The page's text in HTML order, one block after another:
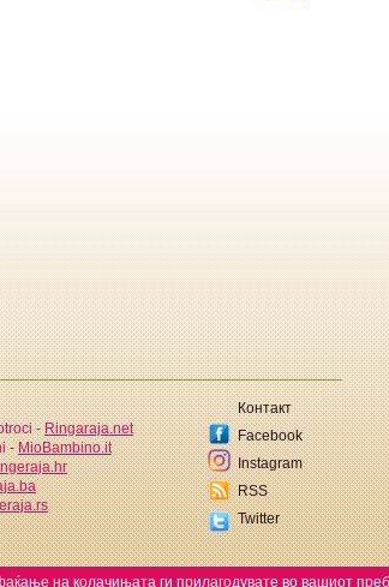
на колачињата ги прилагодувате во вашиот
-Ringaraja.net
-MioBambino.it
Контакт
Facebook
Instagram
RSS
Twitter